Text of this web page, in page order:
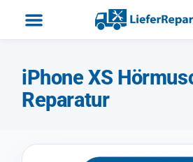
iPhone XS
Reparatur